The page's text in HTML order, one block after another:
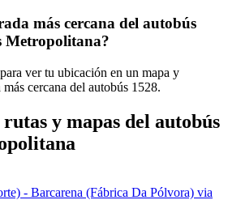
más cercana del autobús
Metropolitana?
para ver tu ubicación en un mapa y
cercana del autobús 1528.
y mapas del autobús
- Barcarena (Fábrica Da Pólvora) via